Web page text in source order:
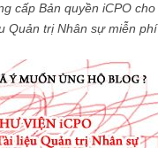
cấp Bản quyền iCPO cho
Quản trị Nhân sự miễn phí